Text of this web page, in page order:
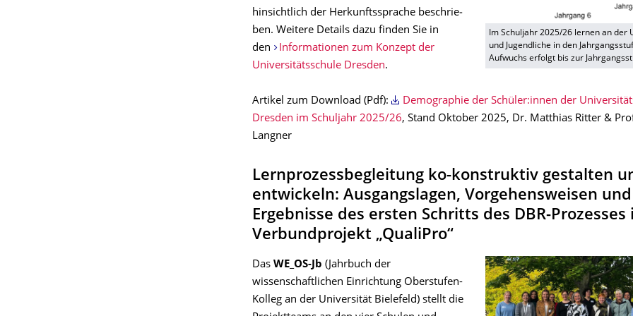
Im Schuljahr 2025/26 lernen an der
und Jugendliche in den
Aufwuchs erfolgt bis zur
hinsichtlich der Herkunfts­spra­che beschrie­
ben. Weitere Details dazu finden Sie in
den
Informationen zum Konzept der
Universitätsschule Dresden.
Artikel zum Download (Pdf):
Demographie der Schüler:innen der
Dresden im Schuljahr 2025/26, Stand Oktober 2025, Dr. Matthias Ritter &
Langner
Lernprozessbegleitung ko-konstruktiv gestalten
entwickeln: Ausgangslagen, Vorgehensweisen und
Ergebnisse des ersten Schritts des DBR-Prozesses
Verbundprojekt „QualiPro“
Das WE_OS-Jb (Jahrbuch der
wissenschaftlichen Einrichtung Oberstufen-
Kolleg an der Universität Bielefeld) stellt die